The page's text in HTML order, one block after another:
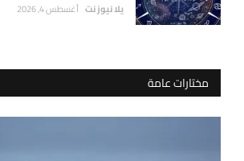
يلا نيوز نت أغسطس 4, 2026
مختارات عامة